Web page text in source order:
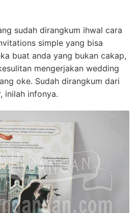
sudah dirangkum ihwal cara
simple yang bisa
buat anda yang bukan cakap,
mengerjakan wedding
oke. Sudah dirangkum dari
inilah infonya.